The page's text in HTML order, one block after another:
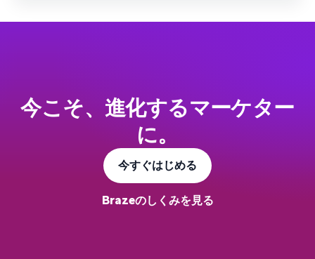
今こそ、進化するマーケター
に。
今すぐはじめる
Brazeのしくみを見る